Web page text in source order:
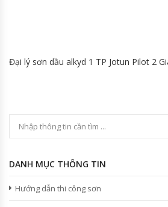
Đại lý sơn dầu alkyd 1 TP Jotun Pilot 2
DANH MỤC THÔNG TIN
Hướng dẫn thi công sơn